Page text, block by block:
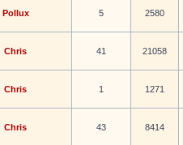
Pollux 5 2580
Chris 41 21058
Chris 1 1271
Chris 43 8414